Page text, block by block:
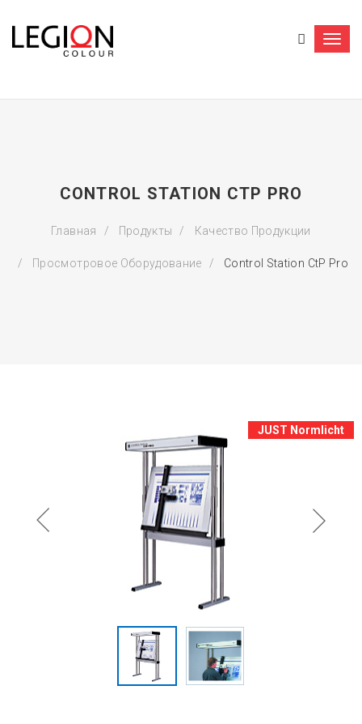
CONTROL STATION CTP PRO
Главная Продукты Качество Продукции
Просмотровое Оборудование Control Station CtP Pro
JUST Normlicht